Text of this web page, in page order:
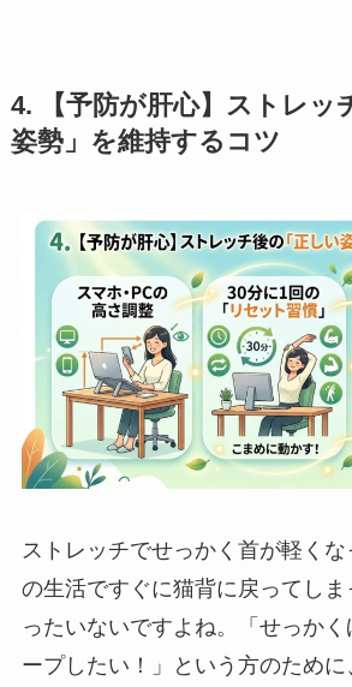
4. 【予防が肝心】ストレッ
姿勢」を維持するコツ
ストレッチでせっかく首が軽く
の生活ですぐに猫背に戻ってしま
ったいないですよね。「せっか
ープしたい！」という方のため